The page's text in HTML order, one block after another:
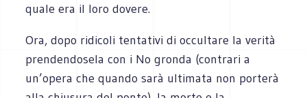
quale era il loro dovere.
Ora, dopo ridicoli tentativi di occultare la verità
prendendosela con i No gronda (contrari a
un’opera che quando sarà ultimata non porterà